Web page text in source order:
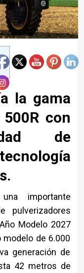
]
la gama
con
de
importante
pulverizadores
Modelo 2027
modelo de 6.000
generación de
42 metros de